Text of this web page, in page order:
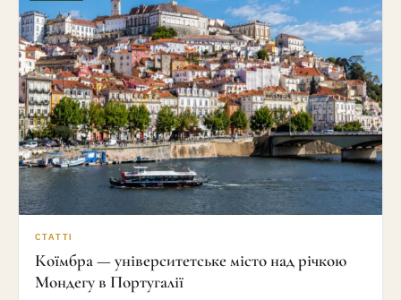
СТАТТІ
Коїмбра — університетське місто над річкою
Мондегу в Португалії